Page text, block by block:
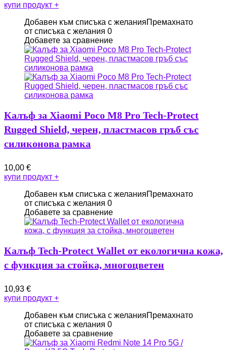
купи продукт +
Добавен към списъка с желанияПремахнато
от списъка с желания 0
Добавете за сравнение
Калъф за Xiaomi Poco M8 Pro Tech-Protect
Rugged Shield, черен, пластмасов гръб със
силиконова рамка
10,00 €
купи продукт +
Добавен към списъка с желанияПремахнато
от списъка с желания 0
Добавете за сравнение
Калъф Tech-Protect Wallet от екологична кожа,
с функция за стойка, многоцветен
10,93 €
купи продукт +
Добавен към списъка с желанияПремахнато
от списъка с желания 0
Добавете за сравнение